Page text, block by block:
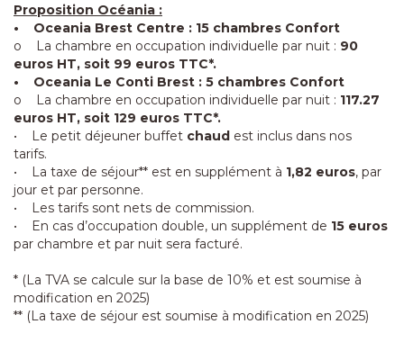
Proposition Océania :
• Oceania Brest Centre : 15 chambres Confort
o La chambre en occupation individuelle par nuit : 90
euros HT, soit 99 euros TTC*.
• Oceania Le Conti Brest : 5 chambres Confort
o La chambre en occupation individuelle par nuit : 117.27
euros HT, soit 129 euros TTC*.
• Le petit déjeuner buffet chaud est inclus dans nos
tarifs.
• La taxe de séjour** est en supplément à 1,82 euros, par
jour et par personne.
• Les tarifs sont nets de commission.
• En cas d’occupation double, un supplément de 15 euros
par chambre et par nuit sera facturé.
* (La TVA se calcule sur la base de 10% et est soumise à
modification en 2025)
** (La taxe de séjour est soumise à modification en 2025)